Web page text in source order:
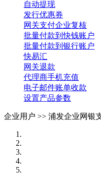
自动提现
发行优惠券
网关支付企业复核
批量付款到快钱账户
批量付款到银行账户
快易汇
网关退款
代理商手机充值
电子邮件账单收款
设置产品参数
企业用户 >> 浦发企业网银